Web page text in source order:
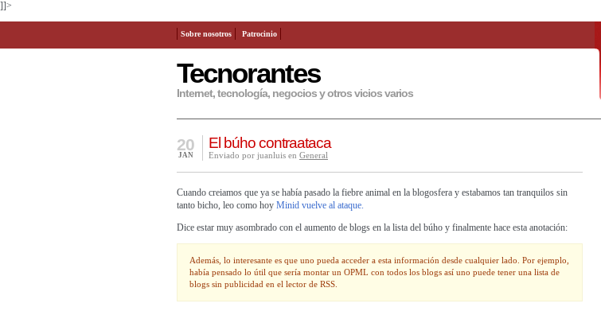
]]>
Tecnorantes
Internet, tecnología, negocios y otros vicios varios
Sobre nosotros Patrocinio
El búho contraataca
20
JAN Enviado por juanluis en General
Cuando creiamos que ya se había pasado la fiebre animal en la blogosfera y estabamos tan tranquilos sin
tanto bicho, leo como hoy Minid vuelve al ataque.
Dice estar muy asombrado con el aumento de blogs en la lista del búho y finalmente hace esta anotación:
Además, lo interesante es que uno pueda acceder a esta información desde cualquier lado. Por ejemplo,
había pensado lo útil que sería montar un OPML con todos los blogs así uno puede tener una lista de
blogs sin publicidad en el lector de RSS.